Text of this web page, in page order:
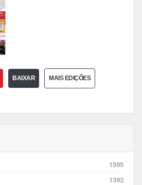
BAIXAR MAIS EDIÇÕES
1505
1392